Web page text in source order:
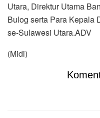
Utara, Direktur Utama
Bulog serta Para Kepala
se-Sulawesi Utara.ADV
(Midi)